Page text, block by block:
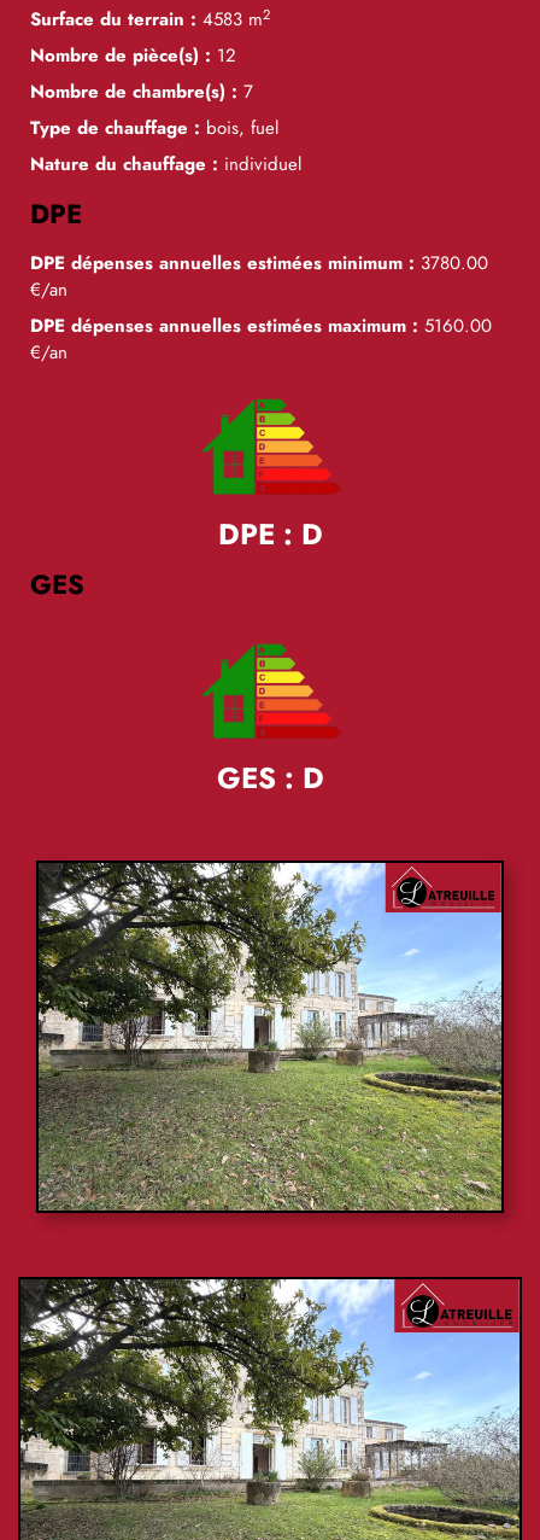
Surface du terrain : 4583 m2
Nombre de pièce(s) : 12
Nombre de chambre(s) : 7
Type de chauffage : bois, fuel
Nature du chauffage : individuel
DPE
DPE dépenses annuelles estimées minimum : 3780.00
€/an
DPE dépenses annuelles estimées maximum : 5160.00
€/an
DPE : D
GES
GES : D